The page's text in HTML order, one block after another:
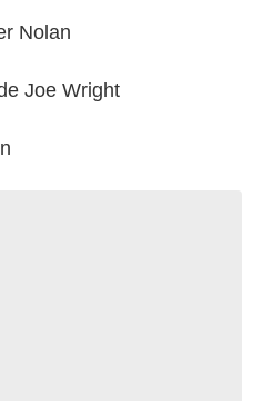
Nolan
Joe Wright